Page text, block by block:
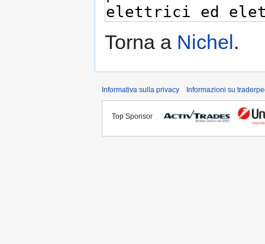
Torna a Nichel.
Informativa sulla privacy Informazioni su
Top Sponsor